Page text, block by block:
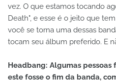
vez. O que estamos tocando
Death", e esse é o jeito que
você se torna uma dessas
tocam seu álbum preferido. E
Headbang: Algumas
este fosse o fim da banda,